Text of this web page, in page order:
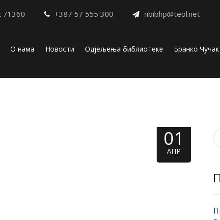
71360 +387 57 555 300 nbibhp@teol.net
О нама Новости Одјељења библиотеке Бранко Чучак
01
АПР